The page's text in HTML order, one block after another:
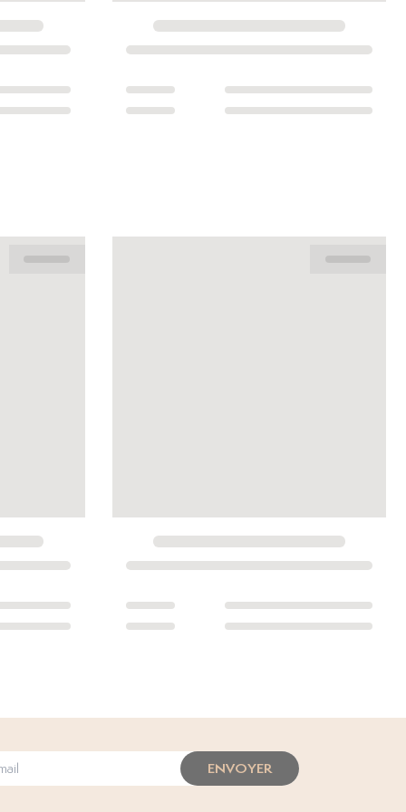
ENVOYER